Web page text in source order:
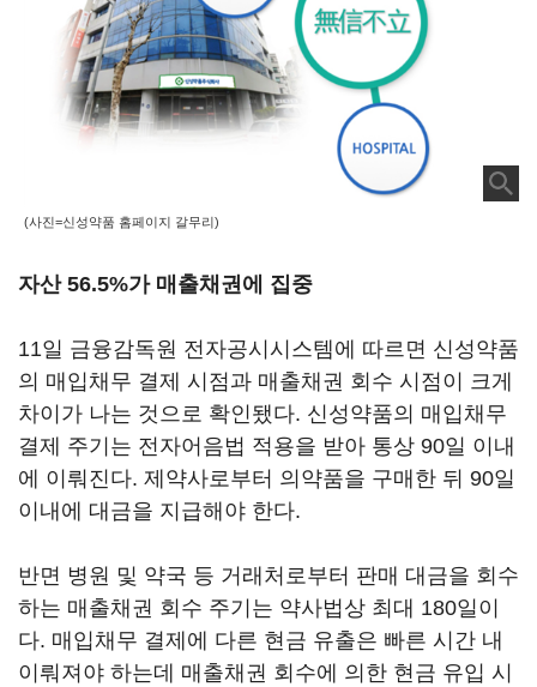
(사진=신성약품 홈페이지 갈무리)
자산 56.5%가 매출채권에 집중
11일 금융감독원 전자공시시스템에 따르면 신성약품
의 매입채무 결제 시점과 매출채권 회수 시점이 크게
차이가 나는 것으로 확인됐다. 신성약품의 매입채무
결제 주기는 전자어음법 적용을 받아 통상 90일 이내
에 이뤄진다. 제약사로부터 의약품을 구매한 뒤 90일
이내에 대금을 지급해야 한다.
반면 병원 및 약국 등 거래처로부터 판매 대금을 회수
하는 매출채권 회수 주기는 약사법상 최대 180일이
다. 매입채무 결제에 다른 현금 유출은 빠른 시간 내
이뤄져야 하는데 매출채권 회수에 의한 현금 유입 시